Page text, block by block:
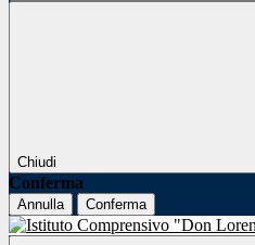
Chiudi
Conferma
Annulla Conferma